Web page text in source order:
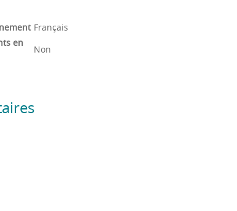
Français
en
Non